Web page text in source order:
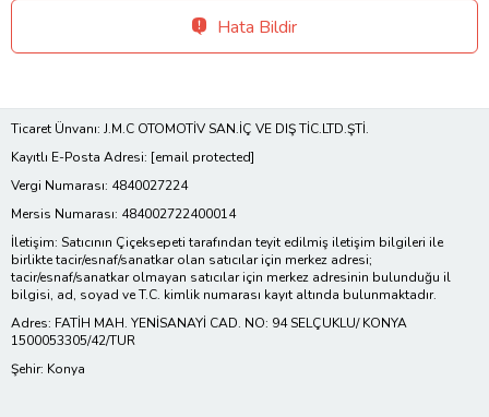
Hata Bildir
Ticaret Ünvanı: J.M.C OTOMOTİV SAN.İÇ VE DIŞ TİC.LTD.ŞTİ.
Kayıtlı E-Posta Adresi: [email protected]
Vergi Numarası: 4840027224
Mersis Numarası: 484002722400014
İletişim: Satıcının Çiçeksepeti tarafından teyit edilmiş iletişim bilgileri ile
birlikte tacir/esnaf/sanatkar olan satıcılar için merkez adresi;
tacir/esnaf/sanatkar olmayan satıcılar için merkez adresinin bulunduğu il
bilgisi, ad, soyad ve T.C. kimlik numarası kayıt altında bulunmaktadır.
Adres: FATİH MAH. YENİSANAYİ CAD. NO: 94 SELÇUKLU/ KONYA
1500053305/42/TUR
Şehir: Konya